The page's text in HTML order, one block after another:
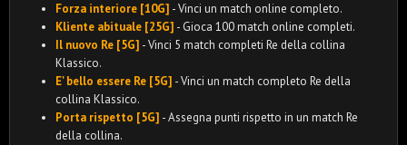
Forza interiore [10G] - Vinci un match online completo.
Kliente abituale [25G] - Gioca 100 match online completi.
Il nuovo Re [5G] - Vinci 5 match completi Re della collina
Klassico.
E' bello essere Re [5G] - Vinci un match completo Re della
collina Klassico.
Porta rispetto [5G] - Assegna punti rispetto in un match Re
della collina.